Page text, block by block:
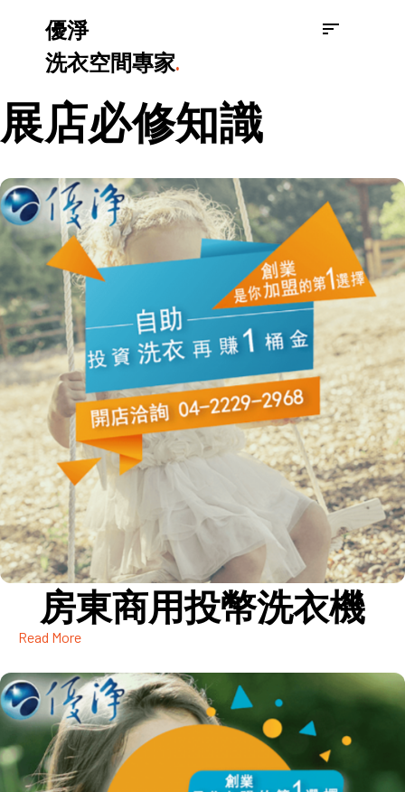
優淨
洗衣空間專家.
展店必修知識
房東商用投幣洗衣機
Read More